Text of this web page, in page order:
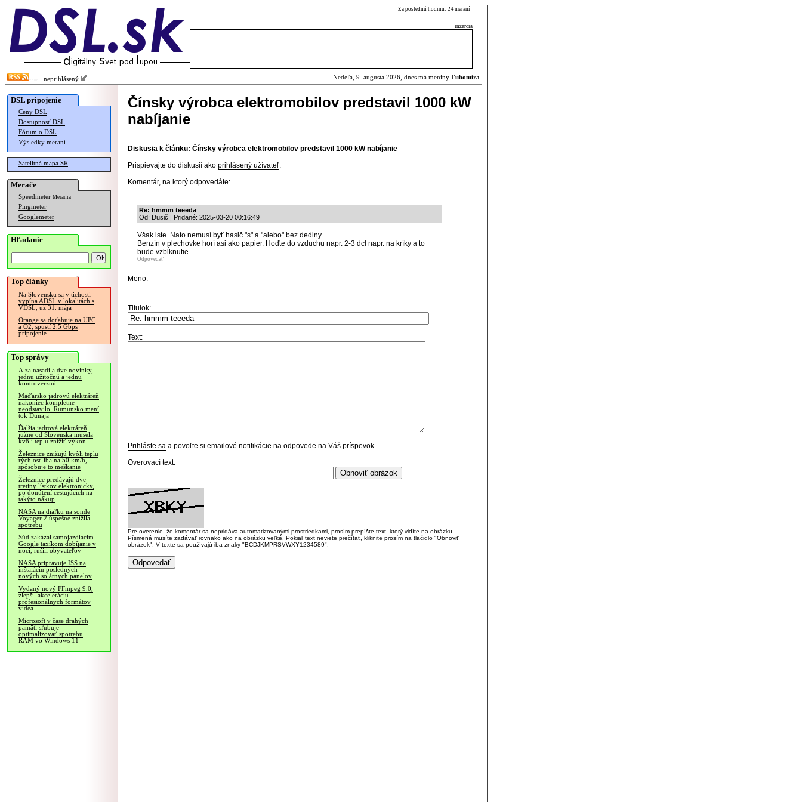
Za poslednú hodinu: 24 meraní
inzercia
neprihlásený Nedeľa, 9. augusta 2026, dnes má meniny Ľubomíra
DSL pripojenie
Ceny DSL
Dostupnosť DSL
Fórum o DSL
Výsledky meraní
Satelitná mapa SR
Merače
Speedmeter Merania
Pingmeter
Googlemeter
Hľadanie
Top články
Na Slovensku sa v tichosti
vypína ADSL v lokalitách s
VDSL, už 31. mája
Orange sa doťahuje na UPC
a O2, spustí 2.5 Gbps
pripojenie
Top správy
Alza nasadila dve novinky,
jednu užitočnú a jednu
kontroverznú
Maďarsko jadrovú elektráreň
nakoniec kompletne
neodstavilo, Rumunsko mení
tok Dunaja
Ďalšia jadrová elektráreň
južne od Slovenska musela
kvôli teplu znížiť výkon
Železnice znižujú kvôli teplu
rýchlosť iba na 50 km/h,
spôsobuje to meškanie
Železnice predávajú dve
tretiny lístkov elektronicky,
po donútení cestujúcich na
takýto nákup
NASA na diaľku na sonde
Voyager 2 úspešne znížila
spotrebu
Súd zakázal samojazdiacim
Google taxíkom dobíjanie v
noci, rušili obyvateľov
NASA pripravuje ISS na
inštaláciu posledných
nových solárnych panelov
Vydaný nový FFmpeg 9.0,
zlepšil akceleráciu
profesionálnych formátov
videa
Microsoft v čase drahých
pamätí sľubuje
optimalizovať spotrebu
RAM vo Windows 11
Čínsky výrobca elektromobilov predstavil 1000 kW
nabíjanie
Diskusia k článku: Čínsky výrobca elektromobilov predstavil 1000 kW nabíjanie
Prispievajte do diskusií ako prihlásený užívateľ.
Komentár, na ktorý odpovedáte:
Re: hmmm teeeda
Od: Dusič | Pridané: 2025-03-20 00:16:49
Však iste. Nato nemusí byť hasič "s" a "alebo" bez dediny.
Benzín v plechovke horí asi ako papier. Hoďte do vzduchu napr. 2-3 dcl napr. na kríky a to
bude vzbĺknutie...
Odpovedať
Meno:
Titulok:
Text:
Prihláste sa a povoľte si emailové notifikácie na odpovede na Váš príspevok.
Overovací text:
Pre overenie, že komentár sa nepridáva automatizovanými prostriedkami, prosím prepíšte text, ktorý vidíte na obrázku.
Písmená musíte zadávať rovnako ako na obrázku veľké. Pokiaľ text neviete prečítať, kliknite prosím na tlačidlo "Obnoviť
obrázok". V texte sa používajú iba znaky "BCDJKMPRSVWXY1234589".